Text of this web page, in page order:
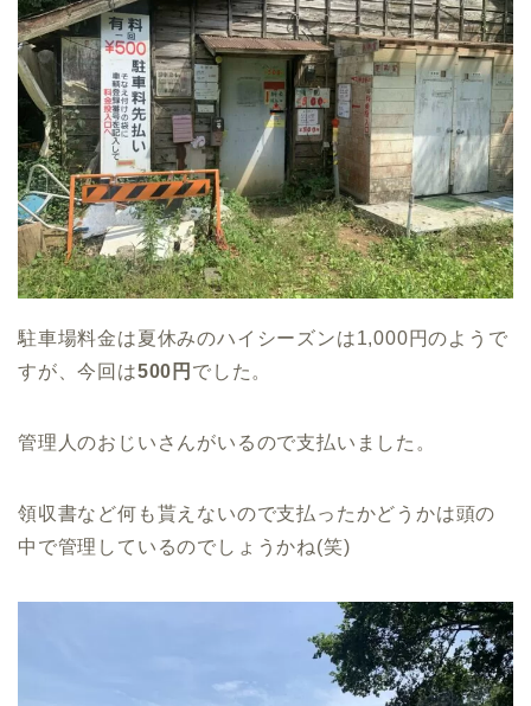
駐車場料金は夏休みのハイシーズンは1,000円のようで
すが、今回は500円 でした。
管理人のおじいさんがいるので支払いました。
領収書など何も貰えないので支払ったかどうかは頭の
中で管理しているのでしょうかね(笑)